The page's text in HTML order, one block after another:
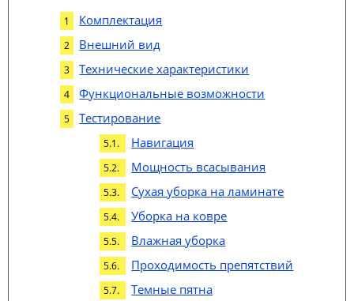
Комплектация
Внешний вид
Технические характеристики
Функциональные возможности
Тестирование
Навигация
Мощность всасывания
Сухая уборка на ламинате
Уборка на ковре
Влажная уборка
Проходимость препятствий
Темные пятна